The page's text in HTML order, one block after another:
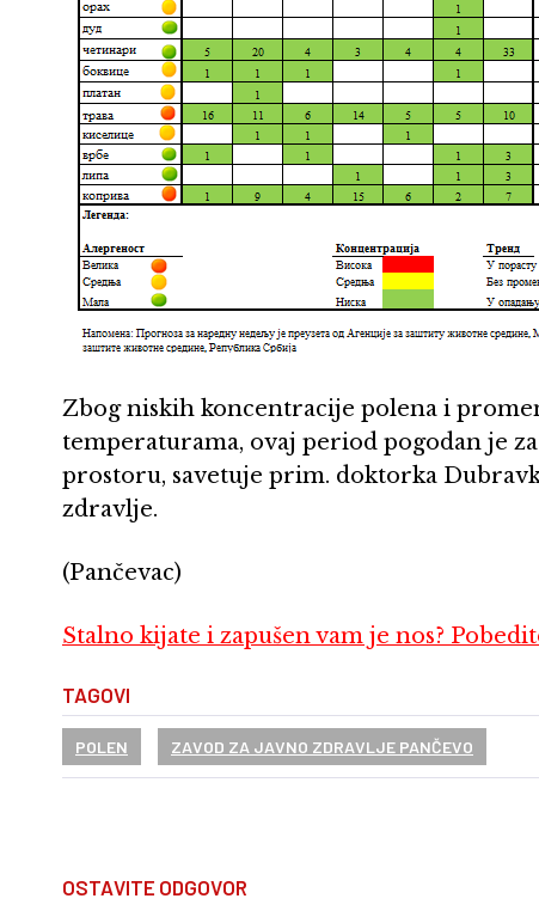
Zbog niskih koncentracije polena i
temperaturama, ovaj period pogodan je
prostoru, savetuje prim. doktorka
zdravlje.
(Pančevac)
Stalno kijate i zapušen vam je nos?
TAGOVI
POLEN ZAVOD ZA JAVNO ZDRAVLJE PANČEVO
OSTAVITE ODGOVOR